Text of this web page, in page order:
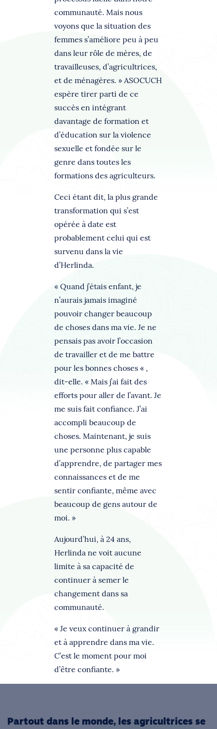
communauté. Mais nous
voyons que la situation des
femmes s’améliore peu à peu
dans leur rôle de mères, de
travailleuses, d’agricultrices,
et de ménagères. » ASOCUCH
espère tirer parti de ce
succès en intégrant
davantage de formation et
d’éducation sur la violence
sexuelle et fondée sur le
genre dans toutes les
formations des agriculteurs.
Ceci étant dit, la plus grande
transformation qui s’est
opérée à date est
probablement celui qui est
survenu dans la vie
d’Herlinda.
« Quand j’étais enfant, je
n’aurais jamais imaginé
pouvoir changer beaucoup
de choses dans ma vie. Je ne
pensais pas avoir l’occasion
de travailler et de me battre
pour les bonnes choses « ,
dit-elle. « Mais j’ai fait des
efforts pour aller de l’avant. Je
me suis fait confiance. J’ai
accompli beaucoup de
choses. Maintenant, je suis
une personne plus capable
d’apprendre, de partager mes
connaissances et de me
sentir confiante, même avec
beaucoup de gens autour de
moi. »
Aujourd’hui, à 24 ans,
Herlinda ne voit aucune
limite à sa capacité de
continuer à semer le
changement dans sa
communauté.
« Je veux continuer à grandir
et à apprendre dans ma vie.
C’est le moment pour moi
d’être confiante. »
Partout dans le monde, les agricultrices se